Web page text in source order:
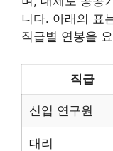
니다. 아래의 표
직급별 연봉을
직급
신입 연구원
대리